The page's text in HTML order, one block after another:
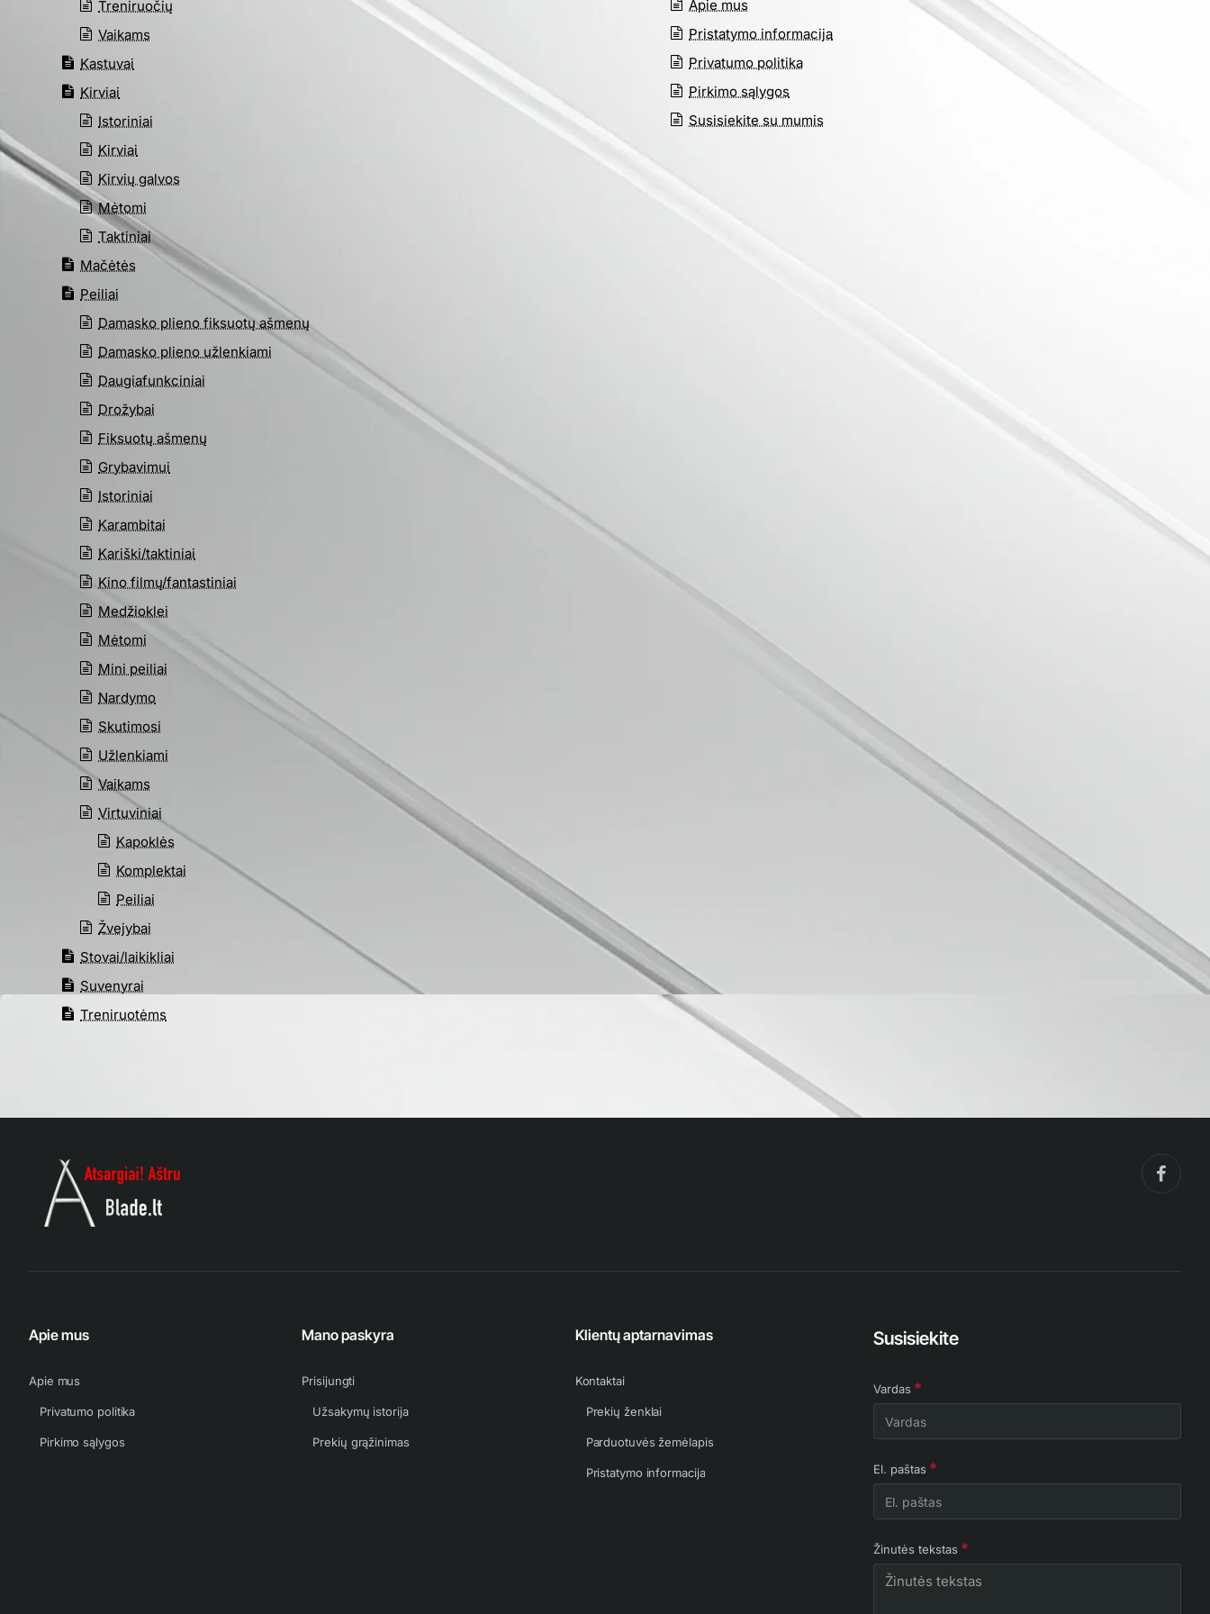
Treniruočių
Vaikams
Kastuvai
Kirviai
Istoriniai
Kirviai
Kirvių galvos
Mėtomi
Taktiniai
Mačėtės
Peiliai
Damasko plieno fiksuotų ašmenų
Damasko plieno užlenkiami
Daugiafunkciniai
Drožybai
Fiksuotų ašmenų
Grybavimui
Istoriniai
Karambitai
Kariški/taktiniai
Kino filmų/fantastiniai
Medžioklei
Mėtomi
Mini peiliai
Nardymo
Skutimosi
Užlenkiami
Vaikams
Virtuviniai
Kapoklės
Komplektai
Peiliai
Žvejybai
Stovai/laikikliai
Suvenyrai
Treniruotėms
Apie mus
Pristatymo informacija
Privatumo politika
Pirkimo sąlygos
Susisiekite su mumis
Apie mus
Apie mus
Privatumo politika
Pirkimo sąlygos
Mano paskyra
Prisijungti
Užsakymų istorija
Prekių grąžinimas
Klientų aptarnavimas
Kontaktai
Prekių ženklai
Parduotuvės žemėlapis
Pristatymo informacija
Susisiekite
Vardas
El. paštas
Žinutės tekstas